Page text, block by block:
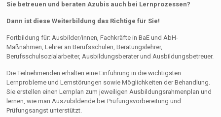
Sie betreuen und beraten Azubis auch bei Lernprozessen?
Dann ist diese Weiterbildung das Richtige für Sie!
Fortbildung für: Ausbilder/innen, Fachkräfte in BaE und AbH-
Maßnahmen, Lehrer an Berufsschulen, Beratungslehrer,
Berufsschulsozialarbeiter, Ausbildungsberater und Ausbildungsbetreuer.
Die Teilnehmenden erhalten eine Einführung in die wichtigsten
Lernprobleme und Lernstörungen sowie Möglichkeiten der Behandlung.
Sie erstellen einen Lernplan zum jeweiligen Ausbildungsrahmenplan und
lernen, wie man Auszubildende bei Prüfungsvorbereitung und
Prüfungsangst unterstützt.